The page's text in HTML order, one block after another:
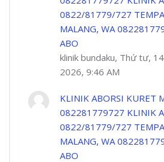
0822/81779/727
MALANG, WA
ABO
klinik bundaku, Thứ tư,
2026, 9:46 AM
KLINIK ABORSI KURET
082281779727 KLINIK
0822/81779/727
MALANG, WA
ABO